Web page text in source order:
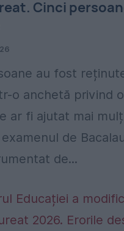
Cinci
au fost
o anchetă privind
ar fi ajutat mai
de
de...